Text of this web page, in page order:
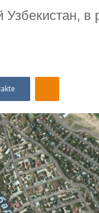
в
Odnoklassniki